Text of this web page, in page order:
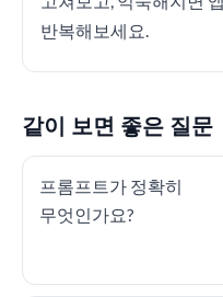
반복해보세요.
같이 보면 좋은 질문
프롬프트가 정확히
무엇인가요?